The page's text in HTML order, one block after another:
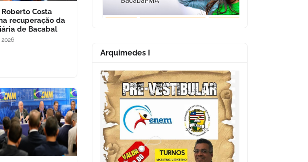
Costa
recuperação da
de Bacabal
Arquimedes I